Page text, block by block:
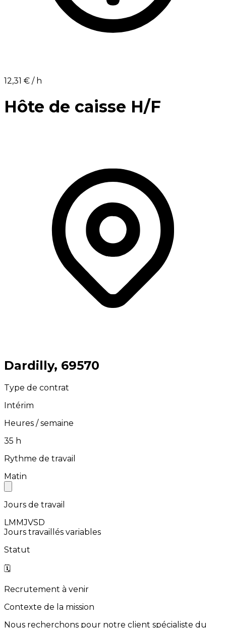
12,31 €⁩ / h
Hôte de caisse H/F
⁨Dardilly⁩, ⁨69570⁩
Type de contrat
Intérim
Heures / semaine
⁨35⁩ h
Rythme de travail
Matin
Jours de travail
LMMJVSD
Jours travaillés variables
Statut
🗓️
Recrutement à venir
Contexte de la mission
Nous recherchons pour notre client spécialiste du